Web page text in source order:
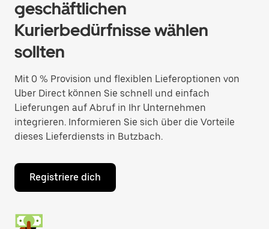
geschäftlichen
Kurierbedürfnisse wählen
sollten
Mit 0 % Provision und flexiblen Lieferoptionen von
Uber Direct können Sie schnell und einfach
Lieferungen auf Abruf in Ihr Unternehmen
integrieren. Informieren Sie sich über die Vorteile
dieses Lieferdiensts in Butzbach.
Registriere dich